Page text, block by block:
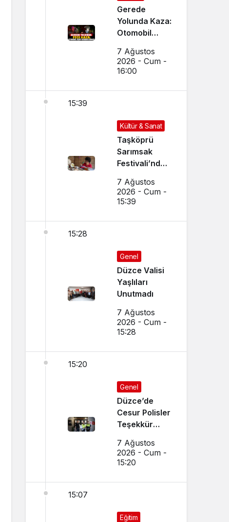
Gerede
Yolunda Kaza:
Otomobil
Hurdaya
Döndü
7 Ağustos
2026 - Cum -
16:00
15:39
Kültür & Sanat
Taşköprü
Sarımsak
Festivali’nde
Yöresel
Lezzetler
7 Ağustos
2026 - Cum -
15:39
15:28
Genel
Düzce Valisi
Yaşlıları
Unutmadı
7 Ağustos
2026 - Cum -
15:28
15:20
Genel
Düzce’de
Cesur Polisler
Teşekkür
7 Ağustos
2026 - Cum -
15:20
15:07
Eğitim